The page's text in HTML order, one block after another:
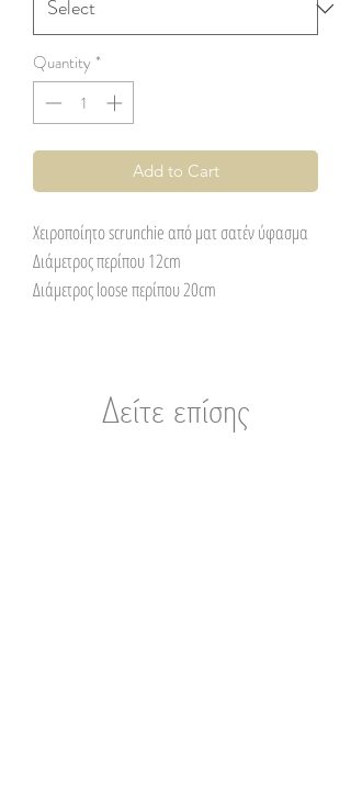
Quantity *
Add to Cart
Χειροποίητο scrunchie από ματ σατέν ύφασμα
Διάμετρος περίπου 12cm
Διάμετρος loose περίπου 20cm
Δείτε επίσης